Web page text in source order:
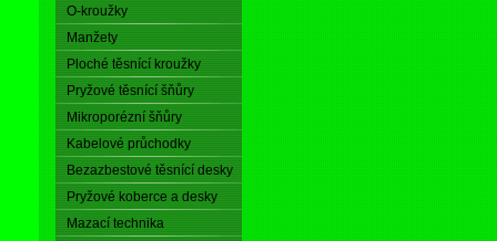
O-kroužky
Manžety
Ploché těsnící kroužky
Pryžové těsnící šňůry
Mikroporézní šňůry
Kabelové průchodky
Bezazbestové těsnící desky
Pryžové koberce a desky
Mazací technika